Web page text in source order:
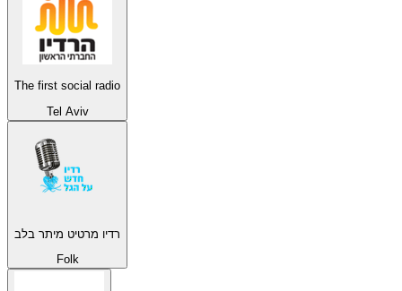
The first social radio
Tel Aviv
רדיו מרטיט מיתר בלב
Folk